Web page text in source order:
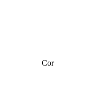
Cor